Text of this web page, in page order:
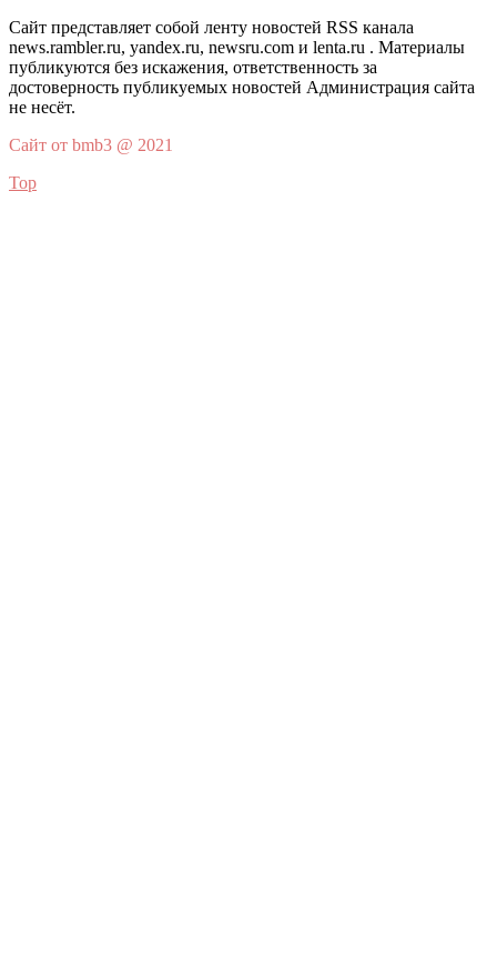
Сайт представляет собой ленту новостей RSS канала
news.rambler.ru, yandex.ru, newsru.com и lenta.ru . Материалы
публикуются без искажения, ответственность за
достоверность публикуемых новостей Администрация сайта
не несёт.
Сайт от bmb3 @ 2021
Top